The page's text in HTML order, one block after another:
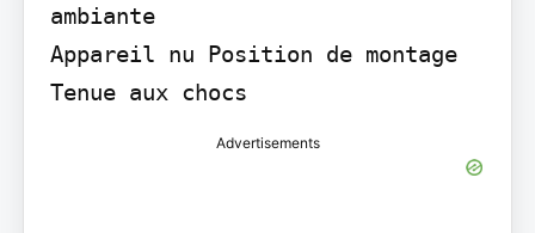
ambiante
Appareil nu Position de montage
Tenue aux chocs
Advertisements